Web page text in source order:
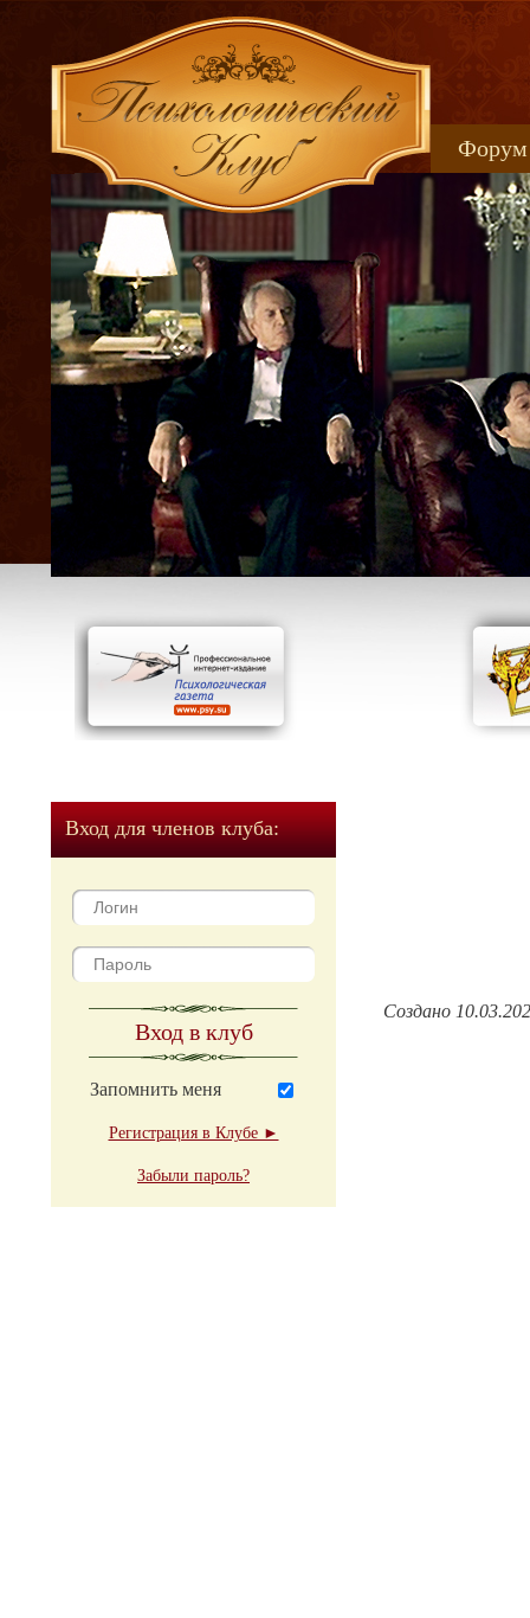
Форум
Вход для членов клуба:
Вход в клуб
Запомнить меня
Регистрация в Клубе ►
Забыли пароль?
Создано